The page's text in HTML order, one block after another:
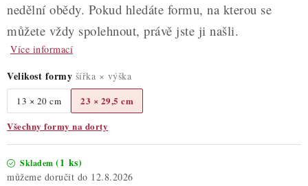
nedělní obědy. Pokud hledáte formu, na kterou se
můžete vždy spolehnout, právě jste ji našli.
Více informací
Velikost formy šířka × výška
13 × 20 cm
23 × 29,5 cm
Všechny formy na dorty
Skladem (1 ks)
12.8.2026